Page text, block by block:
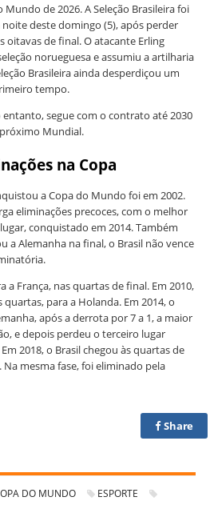
de 2026. A Seleção Brasileira foi
deste domingo (5), após perder
oitavas de final. O atacante Erling
norueguesa e assumiu a artilharia
Brasileira ainda desperdiçou um
tempo.
segue com o contrato até 2030
Mundial.
na Copa
a Copa do Mundo foi em 2002.
eliminações precoces, com o melhor
conquistado em 2014. Também
a Alemanha na final, o Brasil não vence
a França, nas quartas de final. Em 2010,
para a Holanda. Em 2014, o
após a derrota por 7 a 1, a maior
e depois perdeu o terceiro lugar
2018, o Brasil chegou às quartas de
mesma fase, foi eliminado pela
Share
DO MUNDO
ESPORTE